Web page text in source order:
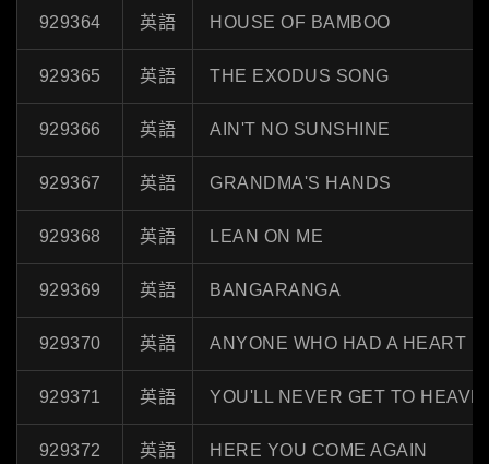
929364 英語 HOUSE OF BAMBOO
929365 英語 THE EXODUS SONG
929366 英語 AIN'T NO SUNSHINE
929367 英語 GRANDMA'S HANDS
929368 英語 LEAN ON ME
929369 英語 BANGARANGA
929370 英語 ANYONE WHO HAD A HEART
929371 英語 YOU'LL NEVER GET TO
929372 英語 HERE YOU COME AGAIN